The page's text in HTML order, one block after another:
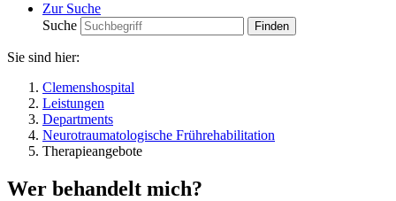
Zur Suche
Suche
Sie sind hier:
Clemenshospital
Leistungen
Departments
Neurotraumatologische Frührehabilitation
Therapieangebote
Wer behandelt mich?